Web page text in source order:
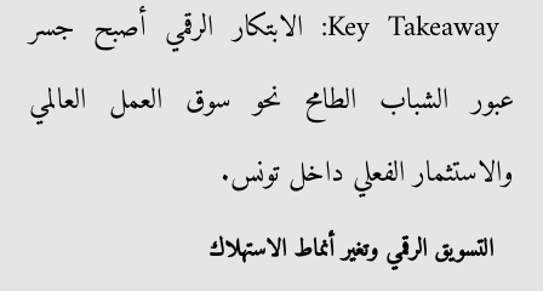
Key Takeaway: الابتكار الرقمي أصبح جسر
عبور الشباب الطامح نحو سوق العمل العالمي
والاستثمار الفعلي داخل تونس.
التسويق الرقمي وتغير أنماط الاستهلاك